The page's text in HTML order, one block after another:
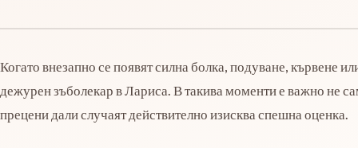
Когато внезапно се появят силна болка, подуване, кървене
дежурен зъболекар в Лариса. В такива моменти е важно не
прецени дали случаят действително изисква спешна оценка.